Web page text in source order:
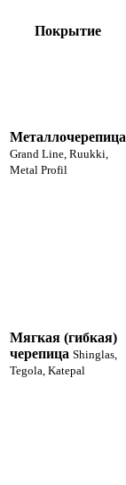
Покрытие
Металлочерепица
Grand Line, Ruukki,
Metal Profil
Мягкая (гибкая)
черепица Shinglas,
Tegola, Katepal